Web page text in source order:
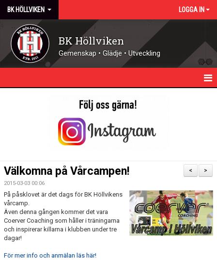
BK HÖLLVIKEN LOGGA IN
BK Höllviken
Gemenskap • Glädje • Utveckling
FÖRENINGEN
DOMARE
BILDGALLERI
>
<
Välkomna på Vårcampen!
2015-03-03 00:06
På påsklovet är det dags för BK Höllvikens
vårcamp.
Även denna gången kommer det vara
Coerver Coaching som håller i träningarna
och inspirerar killarna i klubben under tre
dagar!
För mer info och anmälan läs här!